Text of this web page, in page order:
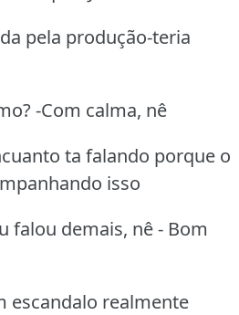
pela produção-teria
-Com calma, nê
ta falando porque o
isso
falou demais, nê - Bom
escandalo realmente